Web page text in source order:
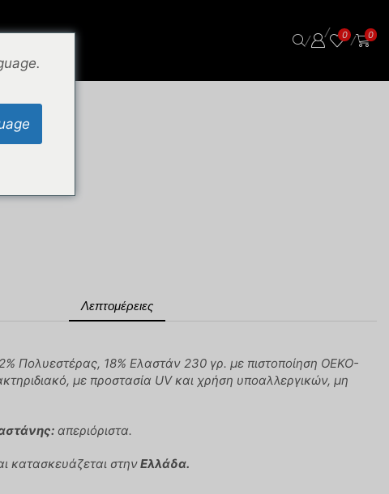
/
/ 0 / 0
VOLLEY
Λεπτομέρειες
Πολυεστέρας, 18% Ελαστάν 230 γρ. με πιστοποίηση OEKO-
με προστασία UV και χρήση υποαλλεργικών, μη
απεριόριστα.
κατασκευάζεται στηνΕλλάδα.